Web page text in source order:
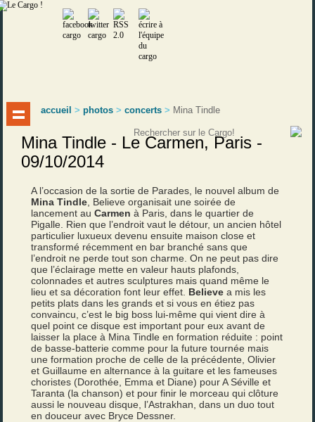
accueil >photos >concerts > Mina Tindle
Mina Tindle - Le Carmen, Paris -
09/10/2014
A l’occasion de la sortie de Parades, le nouvel album de
Mina Tindle , Believe organisait une soirée de
lancement auCarmen à Paris, dans le quartier de
Pigalle. Rien que l’endroit vaut le détour, un ancien hôtel
particulier luxueux devenu ensuite maison close et
transformé récemment en bar branché sans que
l’endroit ne perde tout son charme. On ne peut pas dire
que l’éclairage mette en valeur hauts plafonds,
colonnades et autres sculptures mais quand même le
lieu et sa décoration font leur effet. Believea mis les
petits plats dans les grands et si vous en étiez pas
convaincu, c’est le big boss lui-même qui vient dire à
quel point ce disque est important pour eux avant de
laisser la place à Mina Tindle en formation réduite : point
de basse-batterie comme pour la future tournée mais
une formation proche de celle de la précédente, Olivier
et Guillaume en alternance à la guitare et les fameuses
choristes (Dorothée, Emma et Diane) pour A Séville et
Taranta (la chanson) et pour finir le morceau qui clôture
aussi le nouveau disque, l’Astrakhan, dans un duo tout
en douceur avec Bryce Dessner.